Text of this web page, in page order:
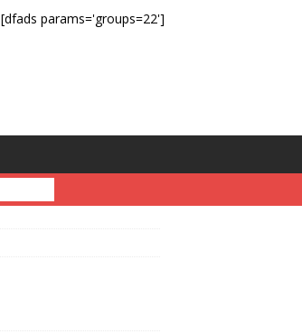
[dfads params='groups=22']